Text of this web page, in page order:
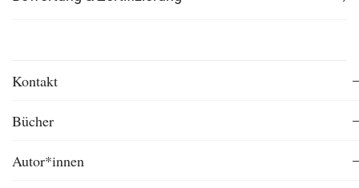
Kontakt
Bücher
Autor*innen